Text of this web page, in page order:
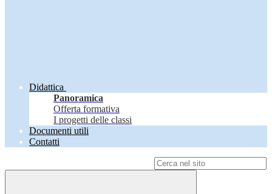
Didattica
Panoramica
Offerta formativa
I progetti delle classi
Documenti utili
Contatti